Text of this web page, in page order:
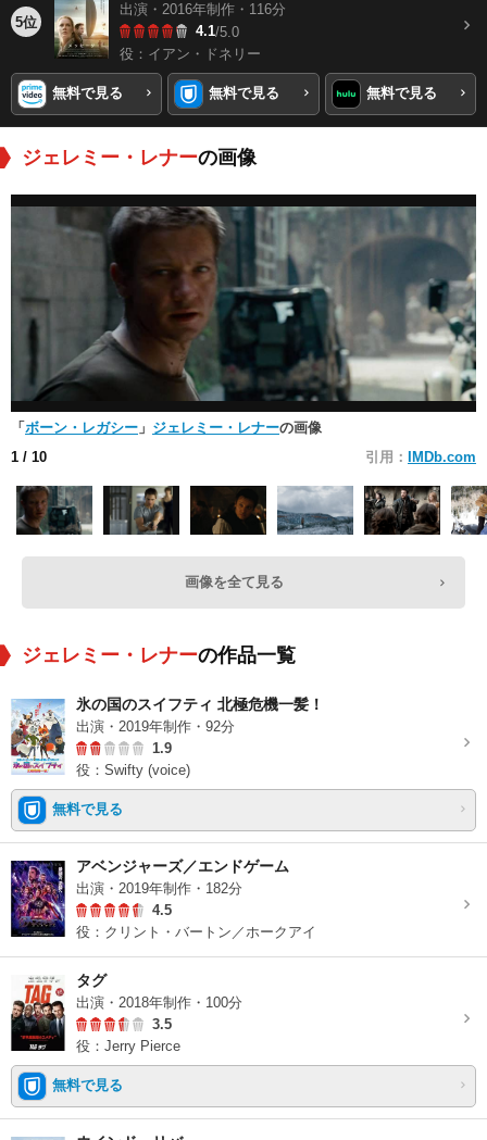
5位
出演・2016年制作・116分
4.1/5.0
役：イアン・ドネリー
無料で見る 無料で見る 無料で見る
ジェレミー・レナーの画像
「 ボーン・レガシー 」 ジェレミー・レナーの画像
1 / 10 引用： IMDb.com
画像を全て見る
ジェレミー・レナーの作品一覧
氷の国のスイフティ 北極危機一髪！
出演・2019年制作・92分
1.9
役：Swifty (voice)
無料で見る
アベンジャーズ／エンドゲーム
出演・2019年制作・182分
4.5
役：クリント・バートン／ホークアイ
タグ
出演・2018年制作・100分
3.5
役：Jerry Pierce
無料で見る